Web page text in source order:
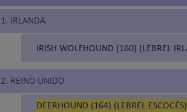
1. IRLANDA
IRISH WOLFHOUND (160) (LEBREL
2. REINO UNIDO
DEERHOUND (164) (LEBREL ESCOCÉS)